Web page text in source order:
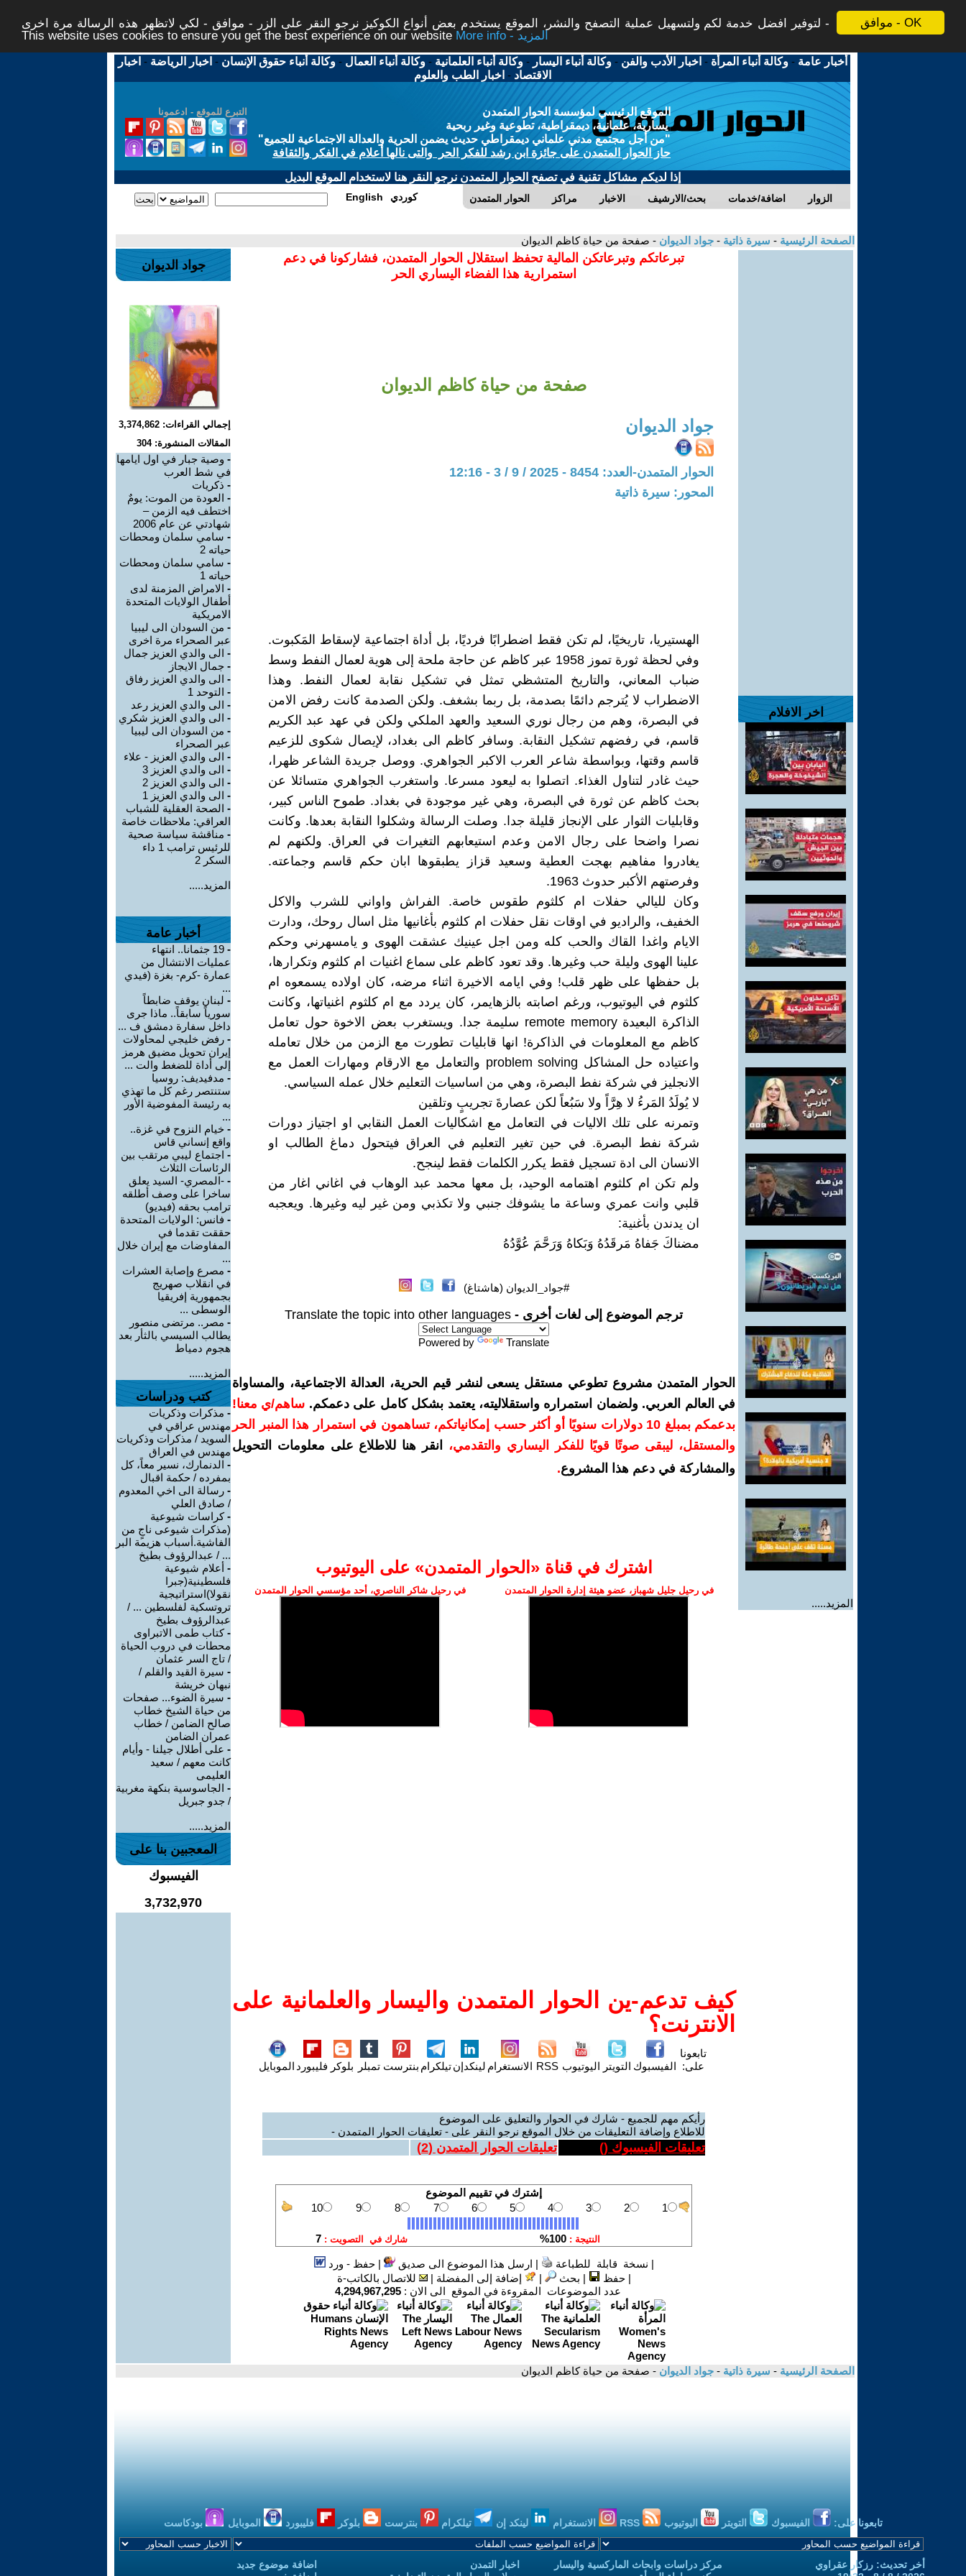
موافق - OK
لتوفير افضل خدمة لكم ولتسهيل عملية التصفح والنشر، الموقع يستخدم بعض أنواع الكوكيز نرجو النقر على الزر - موافق - لكي لاتظهر هذه الرسالة مرة اخرى -
This website uses cookies to ensure you get the best experience on our website
More info - المزيد
أخبار عامة -وكالة أنباء المرأة - اخبار الأدب والفن -وكالة أنباء اليسار -وكالة أنباء العلمانية -وكالة أنباء العمال -وكالة أنباء حقوق الإنسان - اخبار الرياضة - اخبار
الاقتصاد - اخبار الطب والعلوم
التبرع للموقع - ادعمونا
الموقع الرئيسي لمؤسسة الحوار المتمدن
يسارية، علمانية، ديمقراطية، تطوعية وغير ربحية
"من أجل مجتمع مدني علماني ديمقراطي حديث يضمن الحرية والعدالة الاجتماعية للجميع"
حاز الحوار المتمدن على جائزة ابن رشد للفكر الحر والتى نالها أعلام في الفكر والثقافة
إذا لديكم مشاكل تقنية في تصفح الحوار المتمدن نرجو النقر هنا لاستخدام الموقع البديل
الحوار المتمدن مراكز الاخبار بحث/الارشيف اضافة/خدمات الزوار English كوردي
الصفحة الرئيسية - سيرة ذاتية - جواد الديوان - صفحة من حياة كاظم الديوان
اخر الافلام
المزيد.....
تبرعاتكم وتبرعاتكن المالية تحفظ استقلال الحوار المتمدن، فشاركونا في دعم
استمرارية هذا الفضاء اليساري الحر
صفحة من حياة كاظم الديوان
جواد الديوان
الحوار المتمدن-العدد: 8454 - 2025 / 9 / 3 - 12:16
المحور: سيرة ذاتية
الهستيريا، تاريخيًا، لم تكن فقط اضطرابًا فرديًا، بل أداة اجتماعية لإسقاط المَكبوت.
وفي لحظة ثورة تموز 1958 عبر كاظم عن حاجة ملحة إلى هوية لعمال النفط وسط
ضباب المعاني، والتاريخ المتشظي تمثل في تشكيل نقابة لعمال النفط. وهذا
الاضطراب لا يُترجم دائمًا بصدمة، بل ربما بشغف. ولكن الصدمة كانت رفض الامن
في البصرة، وهم من رجال نوري السعيد والعهد الملكي ولكن في عهد عبد الكريم
قاسم، في رفضهم تشكيل النقابة. وسافر كاظم الى بغداد، لإيصال شكوى للزعيم
قاسم وقتها، وبواسطة شاعر العرب الاكبر الجواهري. ووصل جريدة الشاعر ظهرا،
حيث غادر لتناول الغذاء. اتصلوا به ليعود مسرعا. واستغرب الجواهري متسائلا عن
بحث كاظم عن ثورة في البصرة، وهي غير موجودة في بغداد. طموح الناس كبير،
وقابليات الثوار على الإنجاز قليلة جدا. وصلت الرسالة وشكلوا النقابة بعدها. وكانت
نصرا واضحا على رجال الامن وعدم استيعابهم التغيرات في العراق. ولكنهم لم
يغادروا مفاهيم بهجت العطية وسعيد قزاز يطبقوها ابان حكم قاسم وجماعته.
وفرصتهم الأكبر حدوث 1963.
وكان لليالي حفلات ام كلثوم طقوس خاصة. الفراش واواني للشرب والاكل
الخفيف، والراديو في اوقات نقل حفلات ام كلثوم بأغانيها مثل اسال روحك، ودارت
الايام واغدا القاك والحب كله ومن اجل عينيك عشقت الهوى و يامسهرني وحكم
علينا الهوى وليلة حب وغيرها. وقد تعود كاظم على سماع اغنيات ام كلثوم وتكرارها،
بل حفظها على ظهر قلب! وفي ايامه الاخيرة اثناء مرضه، كان اولاده يسمعوه ام
كلثوم في اليوتيوب، ورغم اصابته بالزهايمر، كان يردد مع ام كلثوم اغنياتها، وكانت
الذاكرة البعيدة remote memory سليمة جدا. ويستغرب بعض الاخوة حول تعامل
كاظم مع المعلومات في الذاكرة! انها قابليات تطورت مع الزمن من خلال تعامله
واعتياده حل المشاكل problem solving والتعامل مع الارقام ومهارات العمل مع
الانجليز في شركة نفط البصرة، وهي من اساسيات التعليم خلال عمله السياسي.
لا يُولَدُ المَرءُ لا هِرَّاً ولا سَبُعاً لكن عصارةَ تجريبٍ وتلقين
وتمرنه على تلك الاليات في التعامل مع اشكاليات العمل النقابي او اجتياز دورات
شركة نفط البصرة. في حين تغير التعليم في العراق فيتحول دماغ الطالب او
الانسان الى ادة تسجيل فقط يكرر الكلمات فقط لينجح.
ولم تكن ام كلثوم اهتمامه الوحيد، بل معها محمد عبد الوهاب في اغاني اغار من
قلبي وانت عمري وساعة ما يشوفك جنبي ولا تكذبي ومن غير ليه وغيرها. ويعجبه
ان يدندن بأغنية:
مضناكَ جَفاهُ مَرقَدُهُ وَبَكاهُ وَرَحَّمَ عُوَّدُهُ
#جواد_الديوان (هاشتاغ)
ترجم الموضوع إلى لغات أخرى - Translate the topic into other languages
Powered by Translate
الحوار المتمدن مشروع تطوعي مستقل يسعى لنشر قيم الحرية، العدالة الاجتماعية، والمساواة
في العالم العربي. ولضمان استمراره واستقلاليته، يعتمد بشكل كامل على دعمكم. ساهم/ي معنا!
بدعمكم بمبلغ 10 دولارات سنويًا أو أكثر حسب إمكانياتكم، تساهمون في استمرار هذا المنبر الحر
والمستقل، ليبقى صوتًا قويًا للفكر اليساري والتقدمي،
انقر هنا للاطلاع على معلومات التحويل
والمشاركة في دعم هذا المشروع.
اشترك في قناة ‫«الحوار المتمدن» على اليوتيوب
في رحيل جليل شهباز، عضو هيئة إدارة الحوار المتمدن في رحيل شاكر الناصري، أحد مؤسسي الحوار المتمدن
كيف تدعم-ين الحوار المتمدن واليسار والعلمانية على
الانترنت؟
تابعونا
على: الفيسبوك التويتر اليوتيوب RSS الانستغرام لينكدإنتيلكرام بنترست تمبلر بلوكر فليبورد الموبايل
رأيكم مهم للجميع - شارك في الحوار والتعليق على الموضوع
للاطلاع وإضافة التعليقات من خلال الموقع نرجو النقر على - تعليقات الحوار المتمدن -
تعليقات الفيسبوك () تعليقات الحوار المتمدن (2
)
| نسخة قابلة للطباعة | ارسل هذا الموضوع الى صديق |حفظ - ورد
|حفظ | بحث | إضافة إلى المفضلة |
للاتصال بالكاتب-ة
عدد الموضوعات المقروءة في الموقع الى الان : 4,294,967,295
جواد الديوان
إجمالي القراءات: 3,374,862
المقالات المنشورة: 304
- وصية جبار في اول ايامها
في شط العرب
- ذكريات
- العودة من الموت: يومٌ
اختطف فيه الزمن –
شهادتي عن عام 2006
- سامي سلمان ومحطات
حياته 2
- سامي سلمان ومحطات
حياته 1
- الامراض المزمنة لدى
أطفال الولايات المتحدة
الامريكية
- من السودان الى ليبيا
عبر الصحراء مرة اخرى
- الى والدي العزيز جمال
- جمال الايجاز
- الى والدي العزيز رفاق
- التوحد 1
- الى والدي العزيز رعد
- الى والدي العزيز شكري
- من السودان الى ليبيا
عبر الصحراء
- الى والدي العزيز - علاء
- الى والدي العزيز 3
- الى والدي العزيز 2
- الى والدي العزيز 1
- الصحة العقلية للشباب
العراقي: ملاحظات خاصة
- مناقشة سياسة صحية
للرئيس ترامب 1 داء
السكر 2
المزيد.....
أخبار عامة
-
19 جثمانا.. انتهاء
عمليات الانتشال من
عمارة -كرم- بغزة (فيدي
...
- لبنان يوقف ضابطاً
سورياً سابقاً.. ماذا جرى
داخل سفارة دمشق ف ...
- رفض خليجي لمحاولات
إيران تحويل مضيق هرمز
إلى أداة للضغط والت ...
- مدفيديف: روسيا
ستنتصر رغم كل ما تهذي
به رئيسة المفوضية الأور
...
- خيام النزوح في غزة..
واقع إنساني قاس
- اجتماع ليبي مرتقب بين
الرئاسات الثلاث
- -المصري- السيد يعلق
ساخرا على وصف أطلقه
ترامب بحقه (فيديو)
- فانس: الولايات المتحدة
حققت تقدما في
المفاوضات مع إيران خلال
...
- مصرع وإصابة العشرات
في انقلاب صهريج
بجمهورية إفريقيا
الوسطى ...
- مصر.. مرتضى منصور
يطالب السيسي بالثأر بعد
هجوم دمياط
المزيد.....
كتب ودراسات
- مذكرات وذكريات
مهندس عراقي في
السويد / مذكرات وذكريات
مهندس في العراق
- الدنمارك، نسير معاً، كل
بمفرده / حكمة اقبال
- رسالة الى اخي المعدوم
/ صادق العلي
-كراسات شيوعية
(مذكرات شيوعى ناجٍ من
الفاشية.أسباب هزيمة البر
... / عبدالرؤوف بطيخ
- أعلام شيوعية
فلسطينية(جبرا
نقولا)استراتيجية
تروتسكية لفلسطين ... /
عبدالرؤوف بطيخ
-كتاب طمى الاتبراوى
محطات في دروب الحياة
/ تاج السر عثمان
- سيرة القيد والقلم /
نبهان خريشة
- سيرة الضوء... صفحات
من حياة الشيخ خطاب
صالح الضامن / خطاب
عمران الضامن
- على أطلال جيلنا - وأيام
كانت معهم / سعيد
العليمى
- الجاسوسية بنكهة مغربية
/ جدو جبريل
المزيد.....
المعجبين بنا على
الفيسبوك
3,732,970
الصفحة الرئيسية - سيرة ذاتية - جواد الديوان - صفحة من حياة كاظم الديوان
تابعونا على: الفيسبوك التويتر اليوتيوب الانستغرام لينكد إن تيلكرام بنترست بلوكر فليبورد الموبايل بودكاست
أخر تحديث: رزكار عقراوي
مركز دراسات وابحاث الماركسية واليسار
اخبار التمدن
اضافة موضوع جديد